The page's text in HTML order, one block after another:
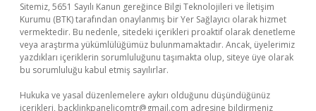
Sitemiz, 5651 Sayılı Kanun gereğince Bilgi Teknolojileri ve İletişim
Kurumu (BTK) tarafından onaylanmış bir Yer Sağlayıcı olarak hizmet
vermektedir. Bu nedenle, sitedeki içerikleri proaktif olarak denetleme
veya araştırma yükümlülüğümüz bulunmamaktadır. Ancak, üyelerimiz
yazdıkları içeriklerin sorumluluğunu taşımakta olup, siteye üye olarak
bu sorumluluğu kabul etmiş sayılırlar.
Hukuka ve yasal düzenlemelere aykırı olduğunu düşündüğünüz
içerikleri, backlinkpanelicomtr@gmail.com adresine bildirmeniz